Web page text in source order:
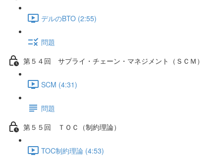
デルのBTO (2:55)
問題
第５４回 サプライ・チェーン・マネジメント（ＳＣＭ）
SCM (4:31)
問題
第５５回 ＴＯＣ（制約理論）
TOC制約理論 (4:53)